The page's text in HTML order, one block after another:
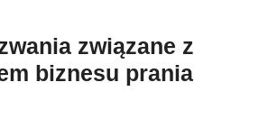
związane z
biznesu prania